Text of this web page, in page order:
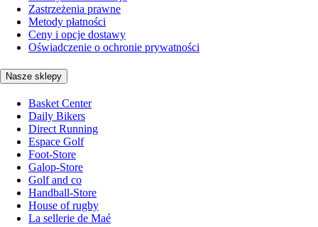
Zastrzeżenia prawne
Metody płatności
Ceny i opcje dostawy
Oświadczenie o ochronie prywatności
Nasze sklepy
Basket Center
Daily Bikers
Direct Running
Espace Golf
Foot-Store
Galop-Store
Golf and co
Handball-Store
House of rugby
La sellerie de Maé